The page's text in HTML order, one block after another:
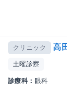
クリニック 高
土曜診察
診療科： 眼科